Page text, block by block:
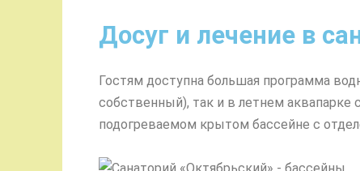
Досуг и лечение в
Гостям доступна большая программа
собственный), так и в летнем
подогреваемом крытом бассейне с